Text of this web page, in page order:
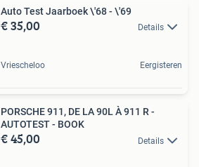
Auto Test Jaarboek \'68 - \'69
€ 35,00 Details
Vriescheloo Eergisteren
PORSCHE 911, DE LA 90L À 911 R -
AUTOTEST - BOOK
€ 45,00 Details